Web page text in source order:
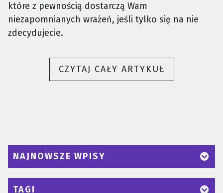
które z pewnością dostarczą Wam
niezapomnianych wrażeń, jeśli tylko się na nie
zdecydujecie.
CZYTAJ CAŁY ARTYKUŁ
POJECHAĆ
POLSCE”
NAJNOWSZE WPISY
TAGI